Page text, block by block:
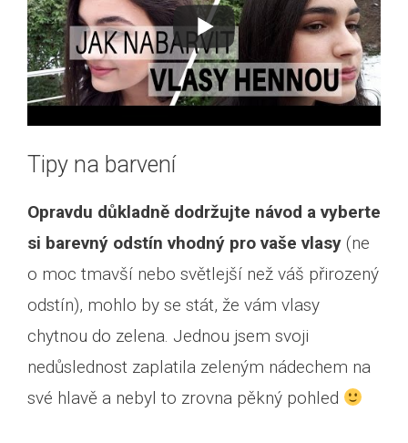
Tipy na barvení
Opravdu důkladně dodržujte návod a vyberte
si barevný odstín vhodný pro vaše vlasy (ne
o moc tmavší nebo světlejší než váš přirozený
odstín), mohlo by se stát, že vám vlasy
chytnou do zelena. Jednou jsem svoji
nedůslednost zaplatila zeleným nádechem na
své hlavě a nebyl to zrovna pěkný pohled